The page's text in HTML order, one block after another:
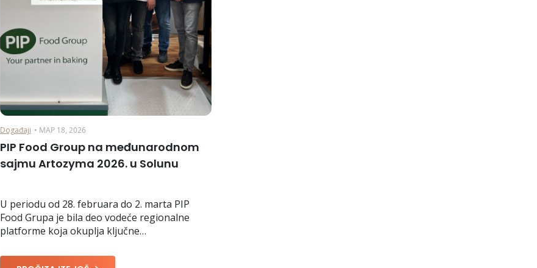
Događaji • МАР 18, 2026
PIP Food Group na međunarodnom
sajmu Artozyma 2026. u Solunu
U periodu od 28. februara do 2. marta PIP
Food Grupa je bila deo vodeće regionalne
platforme koja okuplja ključne…